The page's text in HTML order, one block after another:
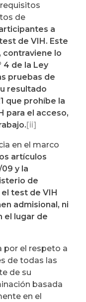
de
a
de VIH. Este
contraviene lo
4 de la Ley
pruebas de
resultado
que prohíbe la
para el acceso,
[ii]
en el marco
artículos
y la
de
test de VIH
admisional, ni
el lugar de
por el respeto a
de todas las
de su
basada
en el